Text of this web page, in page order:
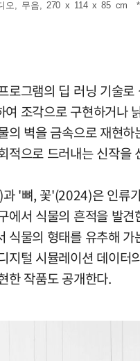
오, 무음, 270 x 114 x 85 cm
로그램의 딥 러닝 기술로
여 조각으로 구현하거나
의 벽을 금속으로 재현하
적으로 드러내는 신작을
'뼈, 꽃'(2024)은 인류
에서 식물의 흔적을 발견
식물의 형태를 유추해 가
지털 시뮬레이션 데이터
한 작품도 공개한다.